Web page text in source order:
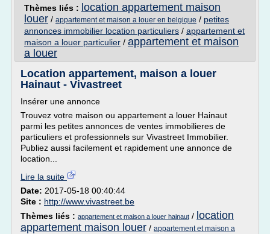
Thèmes liés : location appartement maison
louer / appartement et maison a louer en belgique / petites
annonces immobilier location particuliers / appartement et
maison a louer particulier / appartement et maison
a louer
Location appartement, maison a louer
Hainaut - Vivastreet
Insérer une annonce
Trouvez votre maison ou appartement a louer Hainaut
parmi les petites annonces de ventes immobilieres de
particuliers et professionnels sur Vivastreet Immobilier.
Publiez aussi facilement et rapidement une annonce de
location...
Lire la suite
Date: 2017-05-18 00:40:44
Site : http://www.vivastreet.be
Thèmes liés : appartement et maison a louer hainaut / location
appartement maison louer / appartement et maison a